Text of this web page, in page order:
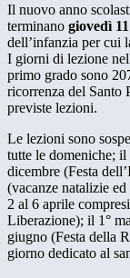
Il nuovo anno
terminano giovedì
dell’infanzia per cui
I giorni di lezione
primo grado sono
ricorrenza del Santo
previste lezioni.
Le lezioni sono
tutte le domeniche; il
dicembre (Festa
(vacanze natalizie
2 al 6 aprile
Liberazione); il 1°
giugno (Festa della
giorno dedicato al